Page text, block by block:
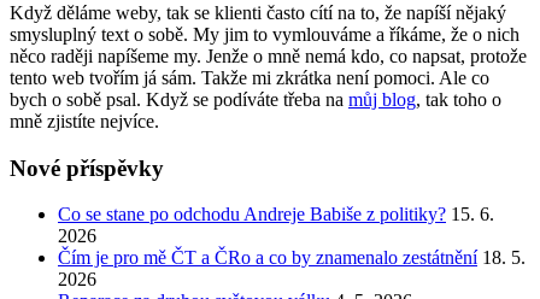
Když děláme weby, tak se klienti často cítí na to, že napíší nějaký
smysluplný text o sobě. My jim to vymlouváme a říkáme, že o nich
něco raději napíšeme my. Jenže o mně nemá kdo, co napsat, protože
tento web tvořím já sám. Takže mi zkrátka není pomoci. Ale co
bych o sobě psal. Když se podíváte třeba na můj blog, tak toho o
mně zjistíte nejvíce.
Nové příspěvky
Co se stane po odchodu Andreje Babiše z politiky? 15. 6.
2026
Čím je pro mě ČT a ČRo a co by znamenalo zestátnění 18. 5.
2026